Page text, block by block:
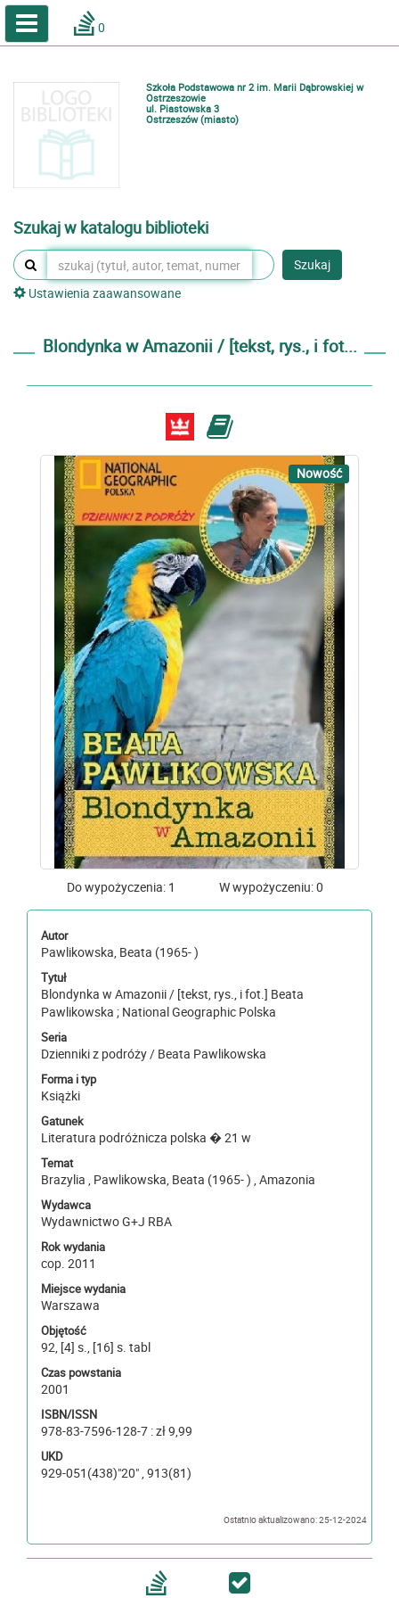
Katalog online biblioteki szkolnej
0
Szkoła Podstawowa nr 2 im. Marii Dąbrowskiej w
Ostrzeszowie
ul. Piastowska 3
Ostrzeszów (miasto)
Szukaj w katalogu biblioteki
Szukaj
Ustawienia zaawansowane
Blondynka w Amazonii / [tekst, rys., i fot...
Nowość
Do wypożyczenia: 1 W wypożyczeniu: 0
Autor
Pawlikowska, Beata (1965- )
Tytuł
Blondynka w Amazonii / [tekst, rys., i fot.] Beata
Pawlikowska ; National Geographic Polska
Seria
Dzienniki z podróży / Beata Pawlikowska
Forma i typ
Książki
Gatunek
Literatura podróżnicza polska � 21 w
Temat
Brazylia , Pawlikowska, Beata (1965- ) , Amazonia
Wydawca
Wydawnictwo G+J RBA
Rok wydania
cop. 2011
Miejsce wydania
Warszawa
Objętość
92, [4] s., [16] s. tabl
Czas powstania
2001
ISBN/ISSN
978-83-7596-128-7 : zł 9,99
UKD
929-051(438)"20" , 913(81)
Ostatnio aktualizowano: 25-12-2024